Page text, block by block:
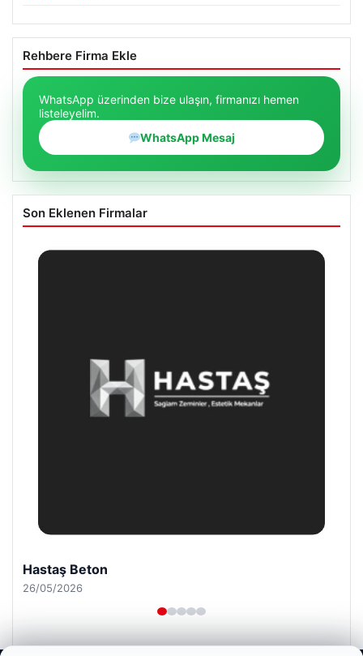
Rehbere Firma Ekle
WhatsApp üzerinden bize ulaşın, firmanızı hemen
listeleyelim.
WhatsApp Mesaj
Son Eklenen Firmalar
Enes Kaplan Avukatlık Bürosu
28/04/2026